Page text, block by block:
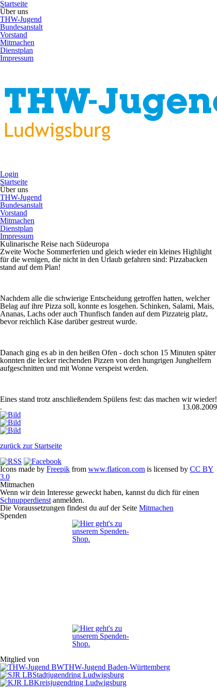
Startseite
Über uns
THW-Jugend
Bundesanstalt
Vorstand
Mitmachen
Dienstplan
Impressum
Login
Startseite
Über uns
THW-Jugend
Bundesanstalt
Vorstand
Mitmachen
Dienstplan
Impressum
Kulinarische Reise nach Südeuropa
Zweite Woche Sommerferien und gleich wieder ein kleines Highlight
für die wenigen, die nicht in den Urlaub gefahren sind: Pizzabacken
stand auf dem Plan!
Nachdem alle die schwierige Entscheidung getroffen hatten, welcher
Belag auf ihre Pizza soll, konnte es losgehen. Schinken, Salami, Mais,
Ananas, Lachs oder auch Thunfisch fanden auf dem Pizzateig platz,
bevor reichlich Käse darüber gestreut wurde.
Danach ging es ab in den heißen Ofen - doch schon 15 Minuten später
konnten die lecker riechenden Pizzen von den hungrigen Junghelfern
aufgeschnitten und mit Wonne verspeist werden.
Eines stand trotz anschließendem Spülens fest: das machen wir wieder!
.
13.08.2009
zurück zur Startseite
Icons made by Freepik from www.flaticon.com is licensed by CC BY
3.0
Mitmachen
Wenn wir dein Interesse geweckt haben, kannst du dich für einen
Schnupperdienst anmelden.
Die Voraussetzungen findest du auf der Seite Mitmachen
Spenden
Mitglied von
THW-Jugend Baden-Württemberg
Stadtjugendring Ludwigsburg
Kreisjugendring Ludwigsburg